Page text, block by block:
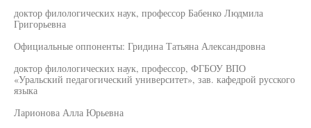
доктор филологических наук, профессор Бабенко Людмила
Григорьевна
Официальные оппоненты: Гридина Татьяна Александровна
доктор филологических наук, профессор, ФГБОУ ВПО
«Уральский педагогический университет», зав. кафедрой русского
языка
Ларионова Алла Юрьевна